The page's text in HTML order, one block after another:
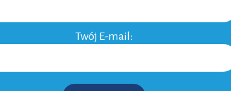
Twój E-mail: